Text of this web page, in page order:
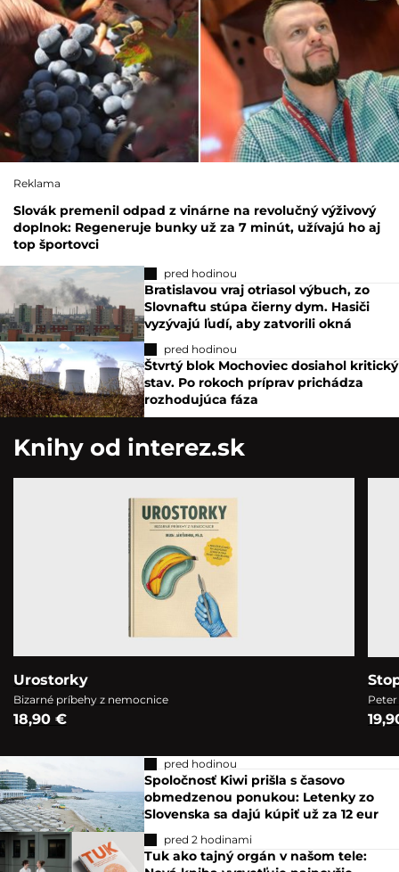
Reklama
Slovák premenil odpad z vinárne na revolučný výživový
doplnok: Regeneruje bunky už za 7 minút, užívajú ho aj
top športovci
pred hodinou
Bratislavou vraj otriasol výbuch, zo
Slovnaftu stúpa čierny dym. Hasiči
vyzývajú ľudí, aby zatvorili okná
pred hodinou
Štvrtý blok Mochoviec dosiahol kritický
stav. Po rokoch príprav prichádza
rozhodujúca fáza
Knihy od interez.sk
Urostorky
Bizarné príbehy z nemocnice
18,90 €
pred hodinou
Spoločnosť Kiwi prišla s časovo
obmedzenou ponukou: Letenky zo
Slovenska sa dajú kúpiť už za 12 eur
pred 2 hodinami
Tuk ako tajný orgán v našom tele: